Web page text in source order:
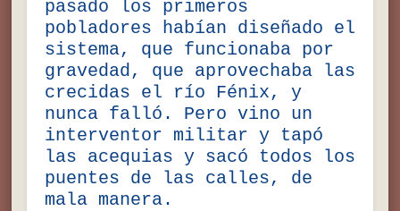
pasado los primeros
pobladores habían diseñado el
sistema, que funcionaba por
gravedad, que aprovechaba las
crecidas el río Fénix, y
nunca falló. Pero vino un
interventor militar y tapó
las acequias y sacó todos los
puentes de las calles, de
mala manera.